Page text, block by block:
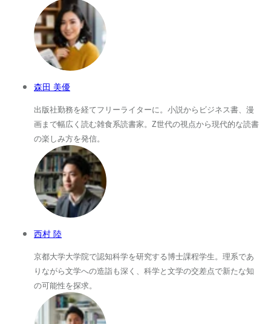
森田 美優
出版社勤務を経てフリーライターに。小説からビジネス書、漫
画まで幅広く読む雑食系読書家。Z世代の視点から現代的な読書
の楽しみ方を発信。
西村 陸
京都大学大学院で認知科学を研究する博士課程学生。理系であ
りながら文学への造詣も深く、科学と文学の交差点で新たな知
の可能性を探求。